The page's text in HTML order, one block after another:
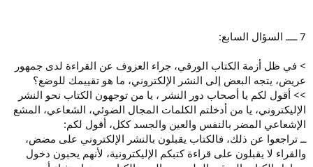
7 ــــ السؤال السابع:
> في ظل أزمة الكتاب الورقي، جراء العزوف عن القراءة لدى جمهور
عريض، يتجه البعض إلى النشر الإلكتروني، ما هو تقييمك للوضع؟
>> أقول لكم يا أصحاب دور النشر ، يا من توجهون الكتاب نحو النشر
الإليكتروني، يا من أدخلتم الكلمات المجال الضوئي، الشعاعي، المشع
الإشعاعي المضر بالنفس والعين والجسد ككل، أقول لكم:
ــ تراجعوا عن ذلك، فالكتاب يقبلون بالنشر الإلكتروني على مضض،
والقراء لا يقبلون على قراءة كتبكم الإليكترونية، لأنهم يحبون دخول